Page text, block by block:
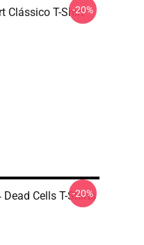
Clássico T-Shirt-20%
Cells T-Shirts
-20%